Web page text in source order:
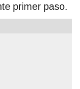
primer paso.